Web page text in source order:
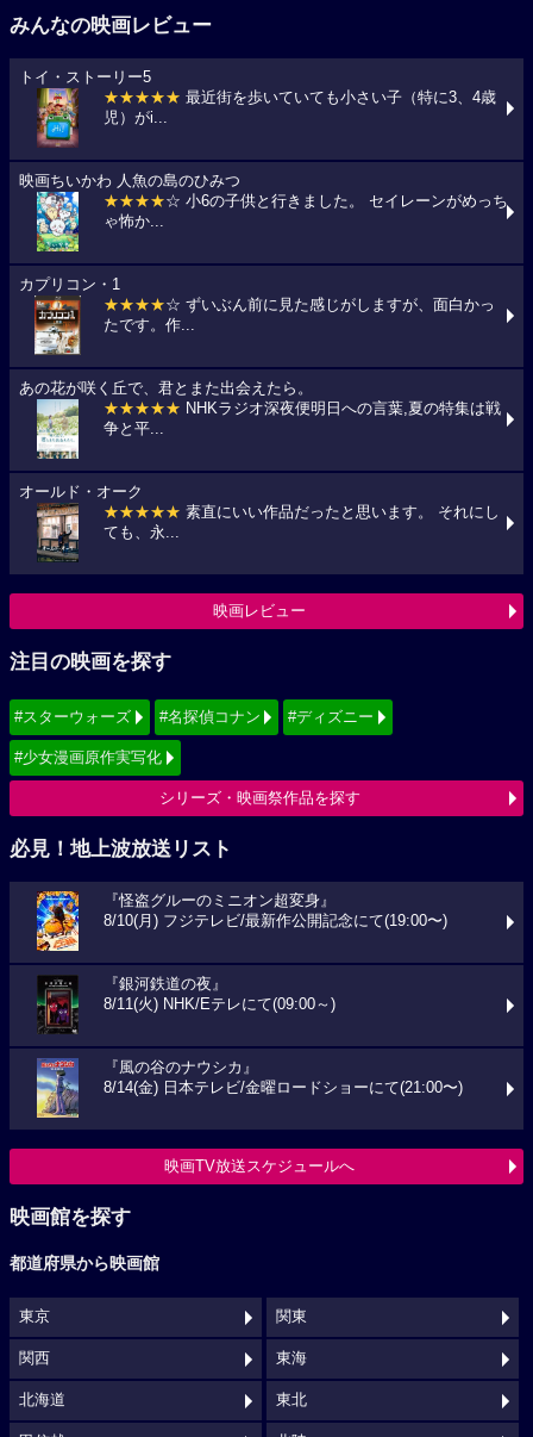
みんなの映画レビュー
トイ・ストーリー5
★★★★★ 最近街を歩いていても小さい子（特に3、4歳
児）がi...
映画ちいかわ 人魚の島のひみつ
★★★★☆ 小6の子供と行きました。 セイレーンがめっち
ゃ怖か...
カプリコン・1
★★★★☆ ずいぶん前に見た感じがしますが、面白かっ
たです。作...
あの花が咲く丘で、君とまた出会えたら。
★★★★★ NHKラジオ深夜便明日への言葉,夏の特集は戦
争と平...
オールド・オーク
★★★★★ 素直にいい作品だったと思います。 それにし
ても、永...
映画レビュー
注目の映画を探す
#スターウォーズ #名探偵コナン #ディズニー
#少女漫画原作実写化
シリーズ・映画祭作品を探す
必見！地上波放送リスト
『怪盗グルーのミニオン超変身』
8/10(月) フジテレビ/最新作公開記念にて(19:00〜)
『銀河鉄道の夜』
8/11(火) NHK/Eテレにて(09:00～)
『風の谷のナウシカ』
8/14(金) 日本テレビ/金曜ロードショーにて(21:00〜)
映画TV放送スケジュールへ
映画館を探す
都道府県から映画館
東京 関東
関西 東海
北海道 東北